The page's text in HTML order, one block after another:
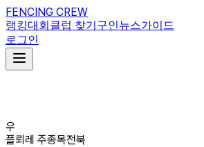
FENCING CREW
랭킹대회 클럽 찾기 구인뉴스가이드
로그인
우
플뢰레 주종목전북